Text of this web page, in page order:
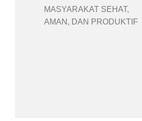
MASYARAKAT SEHAT,
AMAN, DAN PRODUKTIF